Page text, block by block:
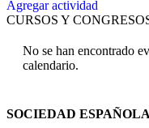
Agregar actividad
CURSOS Y
No se han encontrado
calendario.
SOCIEDAD